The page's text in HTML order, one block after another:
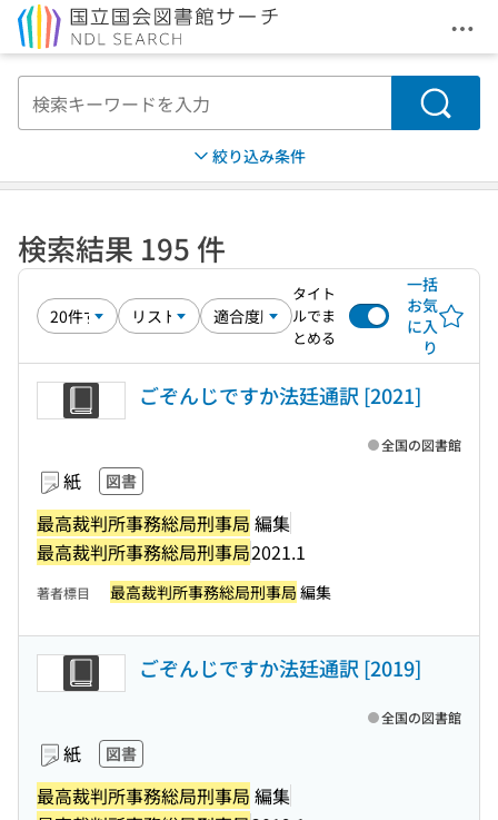
メ
検索
絞り込み条件
検索結果 195 件
タイト
ルでま
とめる
一括
お気
に入
り
ごぞんじですか法廷通訳 [2021]
紙 図書
最高裁判所事務総局刑事局 編集
最高裁判所事務総局刑事局2021.1
全国の図書館
著者標目 最高裁判所事務総局刑事局 編集
ごぞんじですか法廷通訳 [2019]
紙 図書
最高裁判所事務総局刑事局 編集
全国の図書館